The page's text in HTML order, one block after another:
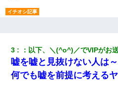
彼女にプロポーズしてOK貰った
れて無事婚約破棄・・・
3 ： 以下、＼(^o^)／でVIPがお
嘘を嘘と見抜けない人は
何でも嘘を前提に考える